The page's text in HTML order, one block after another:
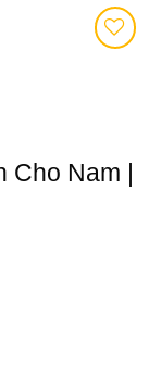
Cho Nam |